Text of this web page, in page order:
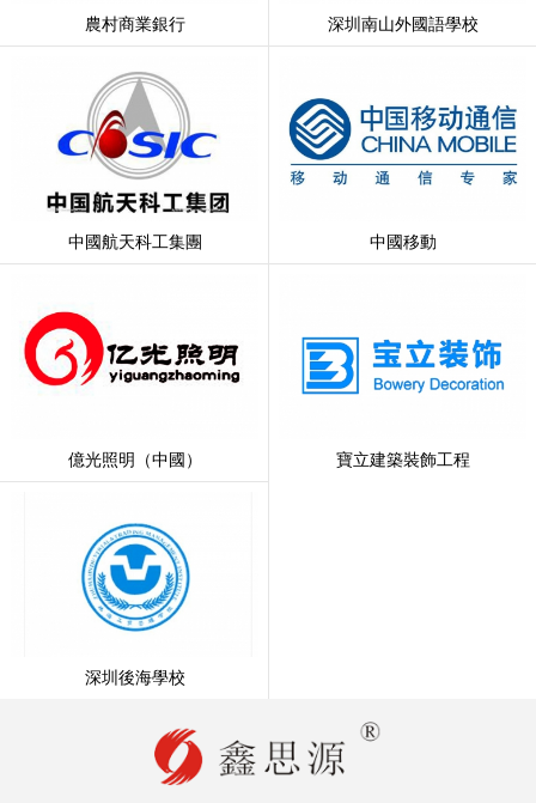
農村商業銀行 深圳南山外國語學校
中國航天科工集團 中國移動
億光照明（中國） 寶立建築裝飾工程
深圳後海學校